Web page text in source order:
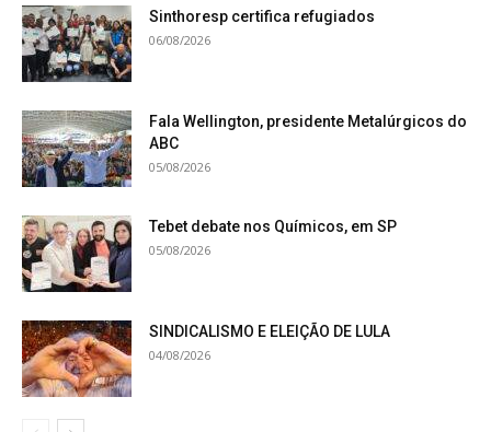
Sinthoresp certifica refugiados
06/08/2026
Fala Wellington, presidente Metalúrgicos do
ABC
05/08/2026
Tebet debate nos Químicos, em SP
05/08/2026
SINDICALISMO E ELEIÇÃO DE LULA
04/08/2026